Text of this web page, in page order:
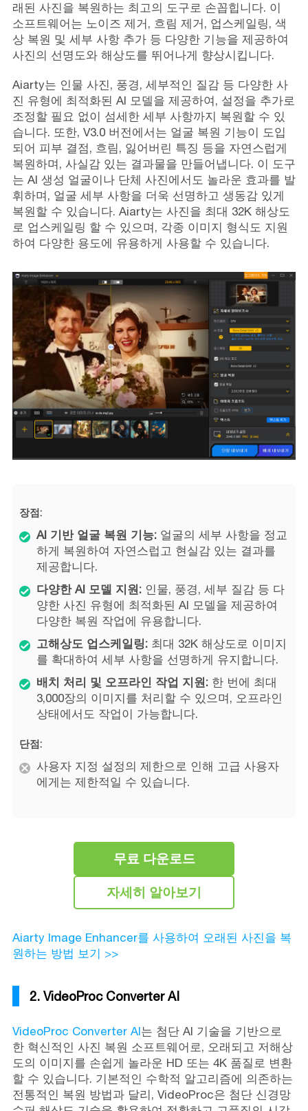
래된 사진을 복원하는 최고의 도구로 손꼽힙니다. 이
소프트웨어는 노이즈 제거, 흐림 제거, 업스케일링, 색
상 복원 및 세부 사항 추가 등 다양한 기능을 제공하여
사진의 선명도와 해상도를 뛰어나게 향상시킵니다.
Aiarty는 인물 사진, 풍경, 세부적인 질감 등 다양한 사
진 유형에 최적화된 AI 모델을 제공하여, 설정을 추가로
조정할 필요 없이 섬세한 세부 사항까지 복원할 수 있
습니다. 또한, V3.0 버전에서는 얼굴 복원 기능이 도입
되어 피부 결점, 흐림, 잃어버린 특징 등을 자연스럽게
복원하며, 사실감 있는 결과물을 만들어냅니다. 이 도구
는 AI 생성 얼굴이나 단체 사진에서도 놀라운 효과를 발
휘하며, 얼굴 세부 사항을 더욱 선명하고 생동감 있게
복원할 수 있습니다. Aiarty는 사진을 최대 32K 해상도
로 업스케일링 할 수 있으며, 각종 이미지 형식도 지원
하여 다양한 용도에 유용하게 사용할 수 있습니다.
장점:
AI 기반 얼굴 복원 기능:얼굴의 세부 사항을 정교
하게 복원하여 자연스럽고 현실감 있는 결과를
제공합니다.
다양한 AI 모델 지원:인물, 풍경, 세부 질감 등 다
양한 사진 유형에 최적화된 AI 모델을 제공하여
다양한 복원 작업에 유용합니다.
고해상도 업스케일링:최대 32K 해상도로 이미지
를 확대하여 세부 사항을 선명하게 유지합니다.
배치 처리 및 오프라인 작업 지원:한 번에 최대
3,000장의 이미지를 처리할 수 있으며, 오프라인
상태에서도 작업이 가능합니다.
단점:
사용자 지정 설정의 제한으로 인해 고급 사용자
에게는 제한적일 수 있습니다.
무료 다운로드
자세히 알아보기
Aiarty Image Enhancer를 사용하여 오래된 사진을 복
원하는 방법 보기 >>
2. VideoProc Converter AI
VideoProc Converter AI는 첨단 AI 기술을 기반으로
한 혁신적인 사진 복원 소프트웨어로, 오래되고 저해상
도의 이미지를 손쉽게 놀라운 HD 또는 4K 품질로 변환
할 수 있습니다. 기본적인 수학적 알고리즘에 의존하는
전통적인 복원 방법과 달리, VideoProc은 첨단 신경망